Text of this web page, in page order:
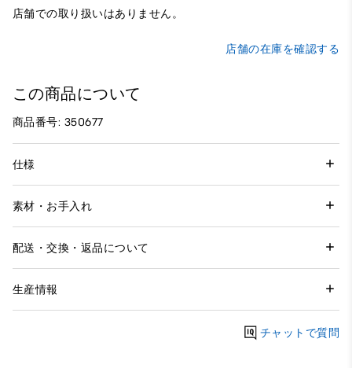
店舗での取り扱いはありません。
店舗の在庫を確認する
この商品について
商品番号: 350677
仕様
素材・お手入れ
配送・交換・返品について
生産情報
チャットで質問